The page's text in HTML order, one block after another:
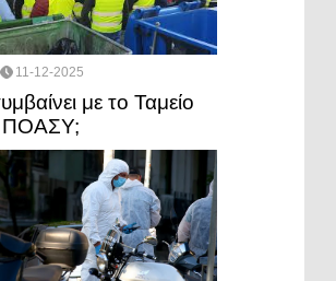
11-12-2025
με το Ταμείο
ΠΟΑΣΥ;